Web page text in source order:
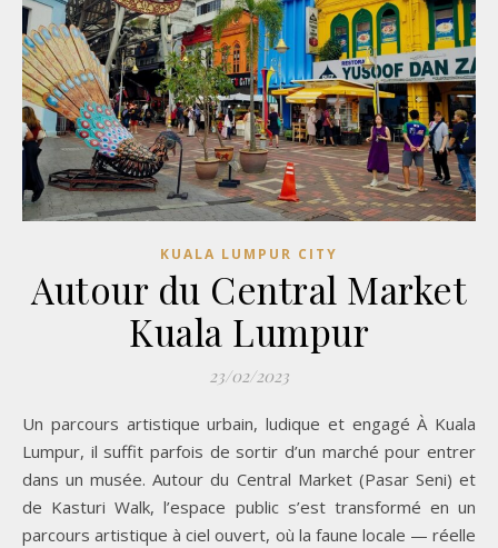
KUALA LUMPUR CITY
Autour du Central Market
Kuala Lumpur
23/02/2023
Un parcours artistique urbain, ludique et engagé À Kuala
Lumpur, il suffit parfois de sortir d’un marché pour entrer
dans un musée. Autour du Central Market (Pasar Seni) et
de Kasturi Walk, l’espace public s’est transformé en un
parcours artistique à ciel ouvert, où la faune locale — réelle